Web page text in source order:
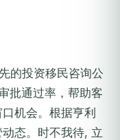
的投资移民咨询公
批通过率，帮助客
机会。根据亨利
态。时不我待, 立